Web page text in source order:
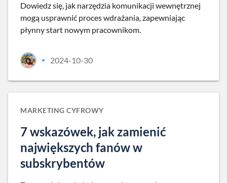
Dowiedz się, jak narzędzia komunikacji wewnętrznej
mogą usprawnić proces wdrażania, zapewniając
płynny start nowym pracownikom.
• 2024-10-30
MARKETING CYFROWY
7 wskazówek, jak zamienić
największych fanów w
subskrybentów